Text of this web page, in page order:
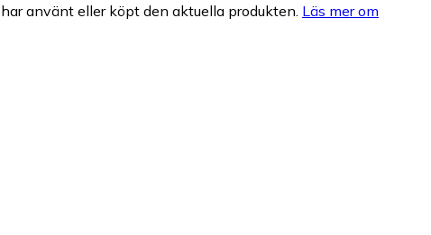
använt eller köpt den aktuella produkten. Läs mer om